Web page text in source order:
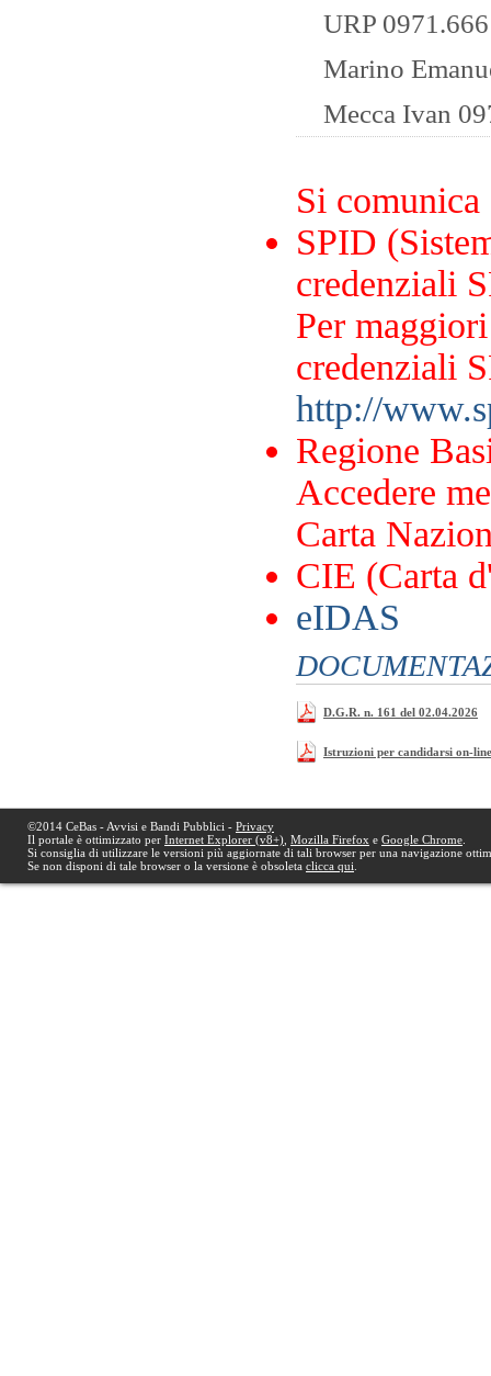
URP
Marino
Mecca Ivan
Si
SPID
credenziali
Per
credenziali
http://
Regione
Accedere
Carta
CIE (Carta
eIDAS
D.G.R. n. 161 del 02.04.2026
Istruzioni per candidarsi on-line
©2014 CeBas - Avvisi e Bandi Pubblici - Privacy
Il portale è ottimizzato per Internet Explorer (v8+) Mozilla Firefox e Google Chrome
Si consiglia di utilizzare le versioni più aggiornate di tali browser per una navigazione
Se non disponi di tale browser o la versione è obsoleta clicca qui